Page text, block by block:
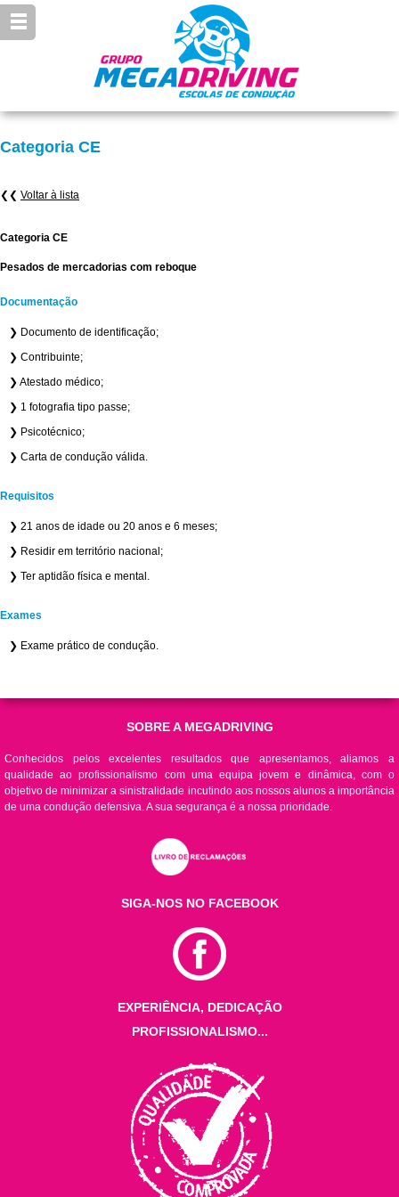
Categoria CE
❮❮ Voltar à lista
Categoria CE
Pesados de mercadorias com reboque
Documentação
❯ Documento de identificação;
❯ Contribuinte;
❯ Atestado médico;
❯ 1 fotografia tipo passe;
❯ Psicotécnico;
❯ Carta de condução válida.
Requisitos
❯ 21 anos de idade ou 20 anos e 6 meses;
❯ Residir em território nacional;
❯ Ter aptidão física e mental.
Exames
❯ Exame prático de condução.
SOBRE A MEGADRIVING
Conhecidos pelos excelentes resultados que apresentamos, aliamos a
qualidade ao profissionalismo com uma equipa jovem e dinâmica, com o
objetivo de minimizar a sinistralidade incutindo aos nossos alunos a importância
de uma condução defensiva. A sua segurança é a nossa prioridade.
SIGA-NOS NO FACEBOOK
EXPERIÊNCIA, DEDICAÇÃO
PROFISSIONALISMO...